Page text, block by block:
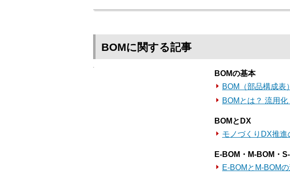
BOMに関する記事
BOMの基本
BOM（部品構成表
BOMとは？ 流用
BOMとDX
モノづくりDX推
E-BOM・M-BOM・
E-BOMとM-BOM